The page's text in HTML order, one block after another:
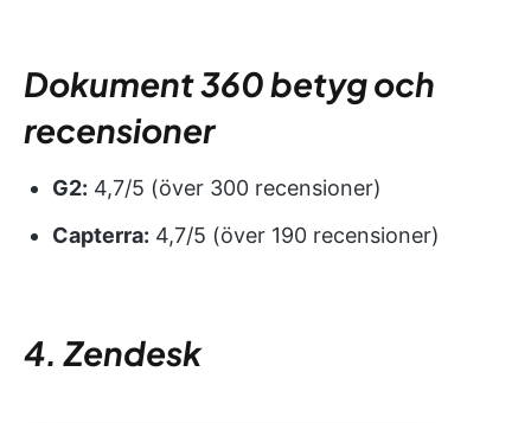
Dokument 360 betyg och
recensioner
G2: 4,7/5 (över 300 recensioner)
Capterra: 4,7/5 (över 190 recensioner)
4. Zendesk